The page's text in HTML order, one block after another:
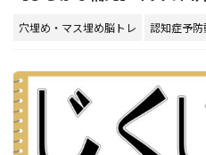
穴埋め・マス埋め脳トレ 認知症予防